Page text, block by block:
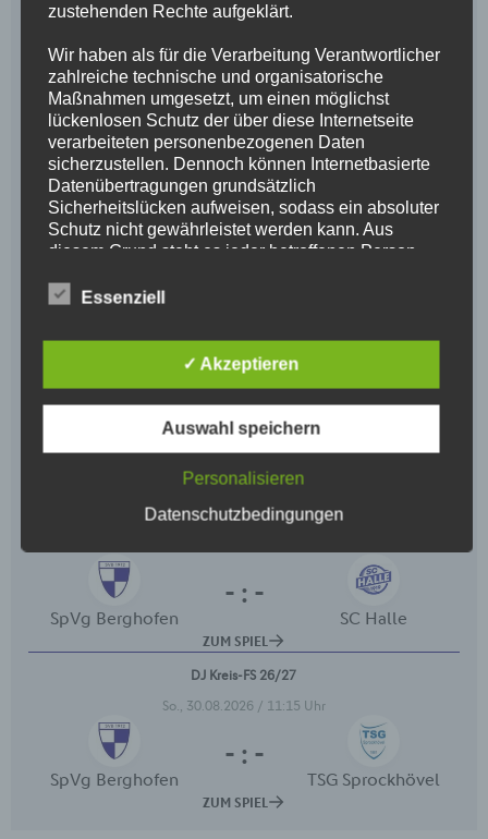
zustehenden Rechte aufgeklärt.
Wir haben als für die Verarbeitung Verantwortlicher
zahlreiche technische und organisatorische
Maßnahmen umgesetzt, um einen möglichst
lückenlosen Schutz der über diese Internetseite
verarbeiteten personenbezogenen Daten
sicherzustellen. Dennoch können Internetbasierte
Datenübertragungen grundsätzlich
Sicherheitslücken aufweisen, sodass ein absoluter
Schutz nicht gewährleistet werden kann. Aus
diesem Grund steht es jeder betroffenen Person
alternativen Wegen, beispielsweise telefonisch, an
Begriffsbestimmungen
Die Datenschutzerklärung beruht auf den
Begrifflichkeiten, die durch den Europäischen
Richtlinien- und Verordnungsgeber beim Erlass der
Datenschutz-Grundverordnung (DS-GVO)
verwendet wurden. Unsere Datenschutzerklärung
Kunden und Geschäftspartner einfach lesbar und
möchten wir vorab die verwendeten
Begrifflichkeiten erläutern.
Wir verwenden in dieser Datenschutzerklärung
unter anderem die folgenden Begriffe:
Personenbezogene Daten sind alle
Informationen, die sich auf eine identifizierte
oder identifizierbare natürliche Person (im
Folgenden „betroffene Person") beziehen. Als
identifizierbar wird eine natürliche Person
Essenziell
✓ Akzeptieren
Auswahl speichern
Personalisieren
Datenschutzbedingungen